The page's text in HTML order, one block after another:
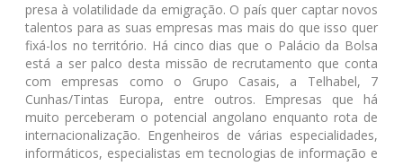
presa à volatilidade da emigração. O país quer captar novos
talentos para as suas empresas mas mais do que isso quer
fixá-los no território. Há cinco dias que o Palácio da Bolsa
está a ser palco desta missão de recrutamento que conta
com empresas como o Grupo Casais, a Telhabel, 7
Cunhas/Tintas Europa, entre outros. Empresas que há
muito perceberam o potencial angolano enquanto rota de
internacionalização. Engenheiros de várias especialidades,
informáticos, especialistas em tecnologias de informação e